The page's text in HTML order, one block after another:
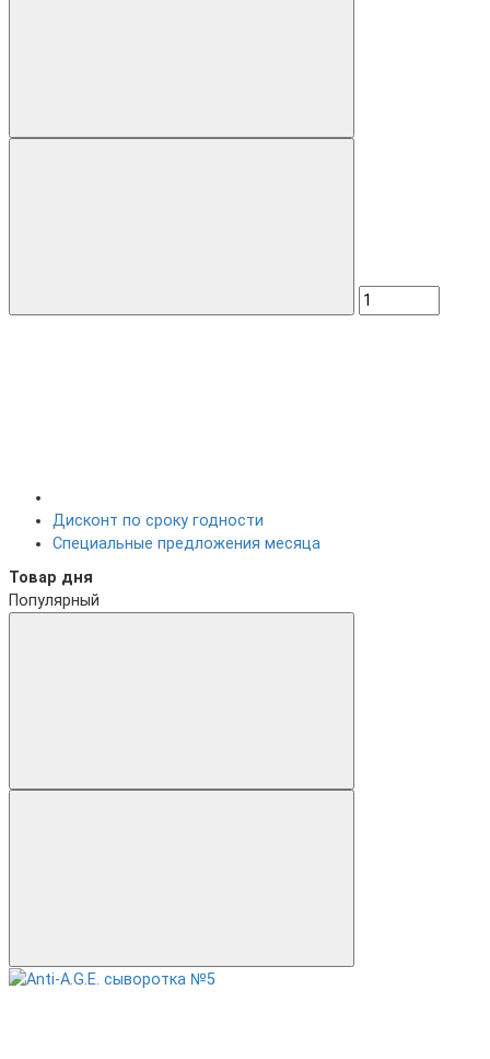
Дисконт по сроку годности
Специальные предложения месяца
Товар дня
Популярный